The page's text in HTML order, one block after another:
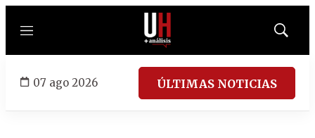
Menú
Mostrar
07 ago 2026 ÚLTIMAS NOTICIAS